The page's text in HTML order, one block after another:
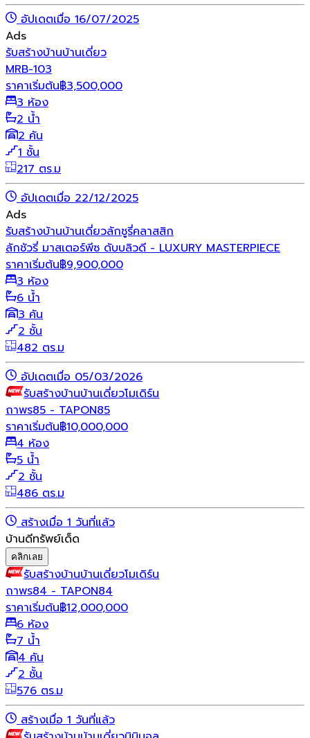
อัปเดตเมื่อ 16/07/2025
Ads
รับสร้างบ้านบ้านเดี่ยว
MRB-103
ราคาเริ่มต้น฿3,500,000
3 ห้อง
2 น้ำ
2 คัน
1 ชั้น
217 ตร.ม
อัปเดตเมื่อ 22/12/2025
Ads
รับสร้างบ้านบ้านเดี่ยวลักชูรี่คลาสสิก
ลักชัวรี่ มาสเตอร์พีซ ดับบลิวดี - LUXURY MASTERPIECE
ราคาเริ่มต้น฿9,900,000
3 ห้อง
6 น้ำ
3 คัน
2 ชั้น
482 ตร.ม
อัปเดตเมื่อ 05/03/2026
รับสร้างบ้านบ้านเดี่ยวโมเดิร์น
ถาพร85 - TAPON85
ราคาเริ่มต้น฿10,000,000
4 ห้อง
5 น้ำ
2 ชั้น
486 ตร.ม
สร้างเมื่อ 1 วันที่แล้ว
บ้านดีทรัพย์เด็ด
คลิกเลย
รับสร้างบ้านบ้านเดี่ยวโมเดิร์น
ถาพร84 - TAPON84
ราคาเริ่มต้น฿12,000,000
6 ห้อง
7 น้ำ
4 คัน
2 ชั้น
576 ตร.ม
สร้างเมื่อ 1 วันที่แล้ว